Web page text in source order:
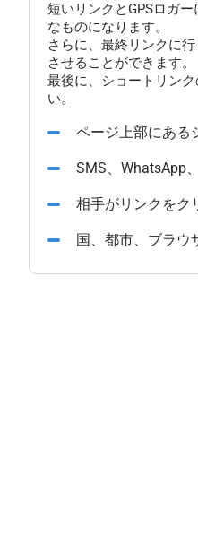
短いリンクとGPSロガ
なものになります。
さらに、最終リンクに
させることができます。
最後に、ショートリン
い。
ページ上部にある
SMS、WhatsApp
相手がリンクをク
国、都市、ブラウ